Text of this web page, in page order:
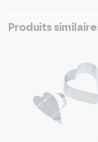
Produits